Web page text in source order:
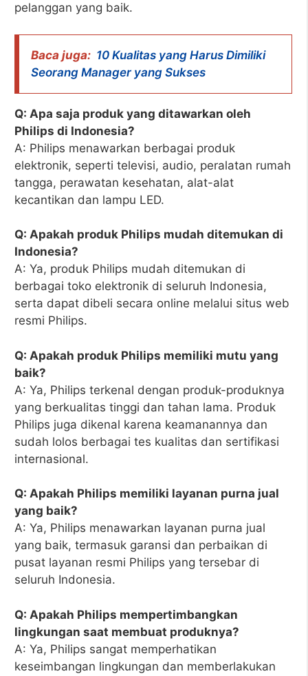
pelanggan yang baik.
Baca juga: 10 Kualitas yang Harus Dimiliki
Seorang Manager yang Sukses
Q: Apa saja produk yang ditawarkan oleh
Philips di Indonesia?
A: Philips menawarkan berbagai produk
elektronik, seperti televisi, audio, peralatan rumah
tangga, perawatan kesehatan, alat-alat
kecantikan dan lampu LED.
Q: Apakah produk Philips mudah ditemukan di
Indonesia?
A: Ya, produk Philips mudah ditemukan di
berbagai toko elektronik di seluruh Indonesia,
serta dapat dibeli secara online melalui situs web
resmi Philips.
Q: Apakah produk Philips memiliki mutu yang
baik?
A: Ya, Philips terkenal dengan produk-produknya
yang berkualitas tinggi dan tahan lama. Produk
Philips juga dikenal karena keamanannya dan
sudah lolos berbagai tes kualitas dan sertifikasi
internasional.
Q: Apakah Philips memiliki layanan purna jual
yang baik?
A: Ya, Philips menawarkan layanan purna jual
yang baik, termasuk garansi dan perbaikan di
pusat layanan resmi Philips yang tersebar di
seluruh Indonesia.
Q: Apakah Philips mempertimbangkan
lingkungan saat membuat produknya?
A: Ya, Philips sangat memperhatikan
keseimbangan lingkungan dan memberlakukan